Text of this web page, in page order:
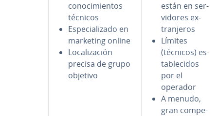
co­no­ci­mie­n­tos
técnicos
Es­pe­cia­li­za­do en
marketing online
Lo­ca­li­za­ción
precisa de grupo
objetivo
están en se­r­
vi­do­res ex­
tra­n­je­ros
Límites
(técnicos) es­
ta­ble­ci­dos
por el
operador
A menudo,
gran co­m­pe­